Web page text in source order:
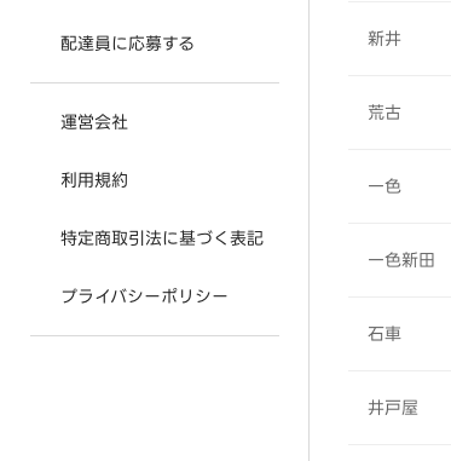
配達員に応募する
運営会社
利用規約
特定商取引法に基づく表記
プライバシーポリシー
新井
荒古
一色
一色新田
石車
井戸屋